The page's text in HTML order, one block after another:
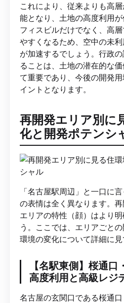
これにより、従来よりも高
能となり、土地の高度利用
フィスビルだけでなく、高
やすくなるため、空中の未
が加速するでしょう。行政
ることは、土地の潜在的な
て重要であり、今後の開発
イントとなります。
再開発エリア別に
化と開発ポテンシ
「名古屋駅周辺」と一口に
の表情は全く異なります。
エリアの特性（顔）はより
う。ここでは、エリアごと
環境の変化について詳細に見
【名駅東側】桜通
高度利用と高級レジ
名古屋の玄関口である桜通